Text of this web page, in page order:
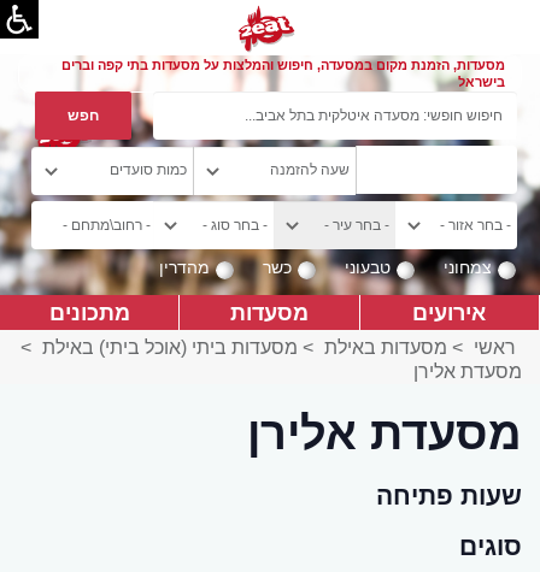
מסעדות, הזמנת מקום במסעדה, חיפוש והמלצות על מסעדות בתי קפה וברים
בישראל
צמחוני טבעוני כשר מהדרין
אירועים מסעדות מתכונים
ראשי > מסעדות באילת > מסעדות ביתי (אוכל ביתי) באילת >
מסעדת אלירן
מסעדת אלירן
שעות פתיחה
סוגים